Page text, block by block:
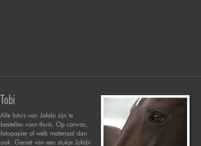
Tobi
Alle foto's van Jofabi zijn te
bestellen voor thuis. Op canvas,
fotopapier of welk materiaal dan
ook. Geniet van een stukje Jofabi